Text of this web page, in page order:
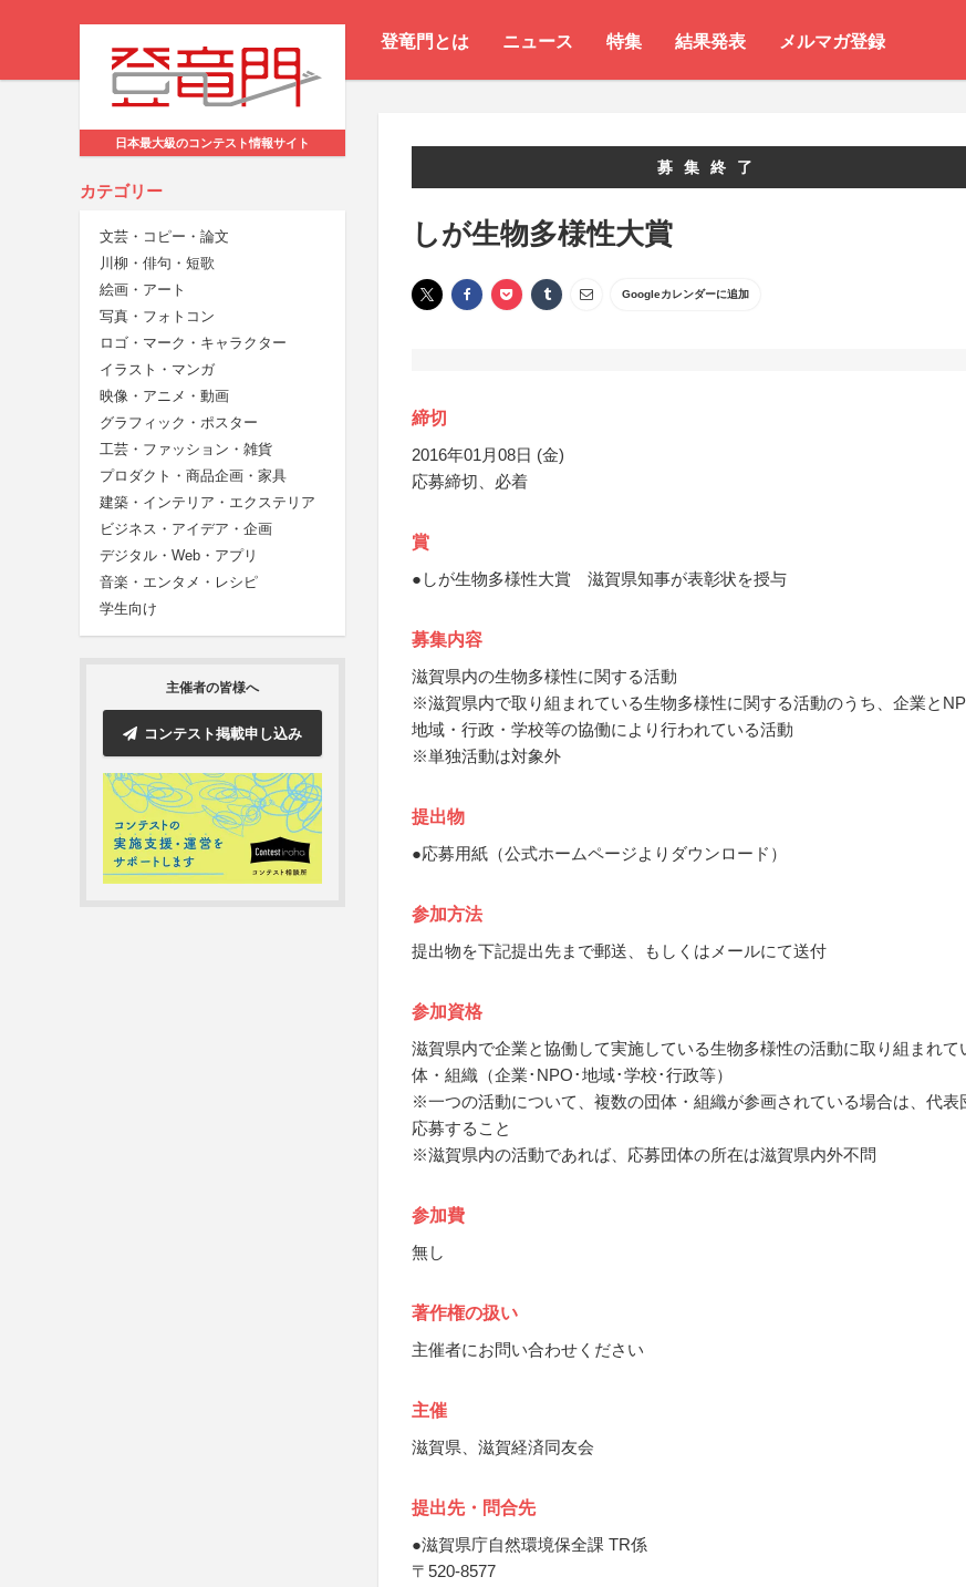
登竜門とは ニュース 特集 結果発表 メルマガ登録
日本最大級のコンテスト情報サイト
カテゴリー
文芸・コピー・論文
川柳・俳句・短歌
絵画・アート
写真・フォトコン
ロゴ・マーク・キャラクター
イラスト・マンガ
映像・アニメ・動画
グラフィック・ポスター
工芸・ファッション・雑貨
プロダクト・商品企画・家具
建築・インテリア・エクステリア
ビジネス・アイデア・企画
デジタル・Web・アプリ
音楽・エンタメ・レシピ
学生向け
主催者の皆様へ
コンテスト掲載申し込み
募集終了
しが生物多様性大賞
Googleカレンダーに追加
締切
2016年01月08日 (金)
応募締切、必着
賞
●しが生物多様性大賞 滋賀県知事が表彰状を授与
募集内容
滋賀県内の生物多様性に関する活動
※滋賀県内で取り組まれている生物多様性に関する活動のうち、企業と
地域・行政・学校等の協働により行われている活動
※単独活動は対象外
提出物
●応募用紙（公式ホームページよりダウンロード）
参加方法
提出物を下記提出先まで郵送、もしくはメールにて送付
参加資格
滋賀県内で企業と協働して実施している生物多様性の活動に取り組まれて
体・組織（企業･NPO･地域･学校･行政等）
※一つの活動について、複数の団体・組織が参画されている場合は、代表
応募すること
※滋賀県内の活動であれば、応募団体の所在は滋賀県内外不問
参加費
無し
著作権の扱い
主催者にお問い合わせください
主催
滋賀県、滋賀経済同友会
提出先・問合先
●滋賀県庁自然環境保全課 TR係
〒520-8577